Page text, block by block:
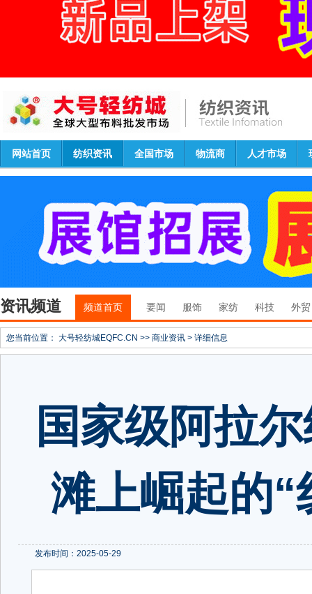
网站首页 纺织资讯 全国市场 物流商 人才市场
资讯频道 频道首页 要闻 服饰 家纺 科技 外贸
您当前位置： 大号轻纺城EQFC.CN >> 商业资讯 > 详细信息
国家级阿拉
滩上崛起的
发布时间：2025-05-29